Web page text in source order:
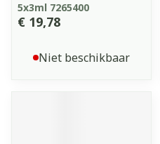
5x3ml 7265400
€ 19,78
Niet beschikbaar